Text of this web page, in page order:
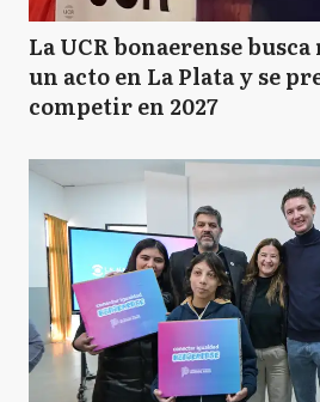
La UCR bonaerense
un acto en La Plata y se
competir en 2027